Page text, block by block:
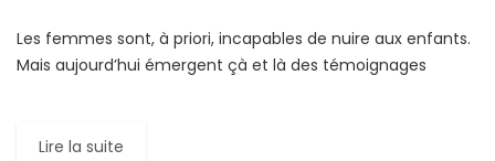
Les femmes sont, à priori, incapables de nuire aux enfants.
Mais aujourd’hui émergent çà et là des témoignages
Lire la suite